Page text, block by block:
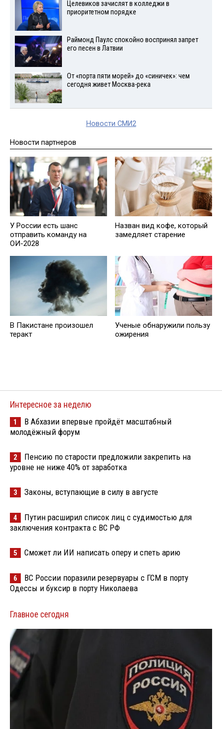
Целевиков зачислят в колледжи в
приоритетном порядке
Раймонд Паулс спокойно воспринял запрет
его песен в Латвии
От «порта пяти морей» до «синичек»: чем
сегодня живет Москва-река
Новости СМИ2
Новости партнеров
У России есть шанс
отправить команду на
ОИ-2028
Назван вид кофе, который
замедляет старение
В Пакистане произошел
теракт
Ученые обнаружили пользу
ожирения
Интересное за неделю
1
В Абхазии впервые пройдёт масштабный
молодёжный форум
2
Пенсию по старости предложили закрепить на
уровне не ниже 40% от заработка
3 Законы, вступающие в силу в августе
4
Путин расширил список лиц с судимостью для
заключения контракта с ВС РФ
5 Сможет ли ИИ написать оперу и спеть арию
6
ВС России поразили резервуары с ГСМ в порту
Одессы и буксир в порту Николаева
Главное сегодня